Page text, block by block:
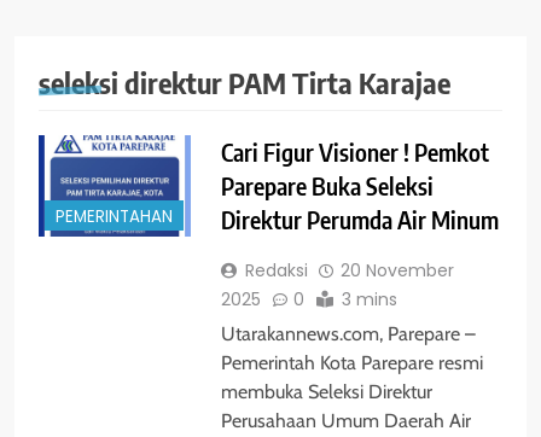
seleksi direktur PAM Tirta Karajae
PEMERINTAHAN
Cari Figur Visioner ! Pemkot
Parepare Buka Seleksi
Direktur Perumda Air Minum
Redaksi
20 November
2025
0 3 mins
Utarakannews.com, Parepare –
Pemerintah Kota Parepare resmi
membuka Seleksi Direktur
Perusahaan Umum Daerah Air